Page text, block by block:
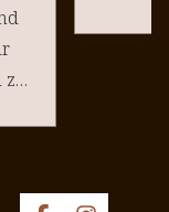
zu